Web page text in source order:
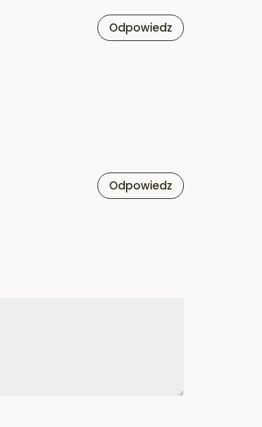
Odpowiedz
Odpowiedz